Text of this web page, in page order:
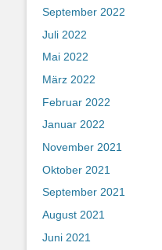
September 2022
Juli 2022
Mai 2022
März 2022
Februar 2022
Januar 2022
November 2021
Oktober 2021
September 2021
August 2021
Juni 2021